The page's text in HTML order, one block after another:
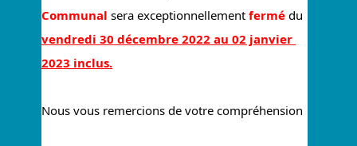
Communal sera exceptionnellement fermé
vendredi 30 décembre 2022 au 02 janvier
2023 inclus.
Nous vous remercions de votre compréhension